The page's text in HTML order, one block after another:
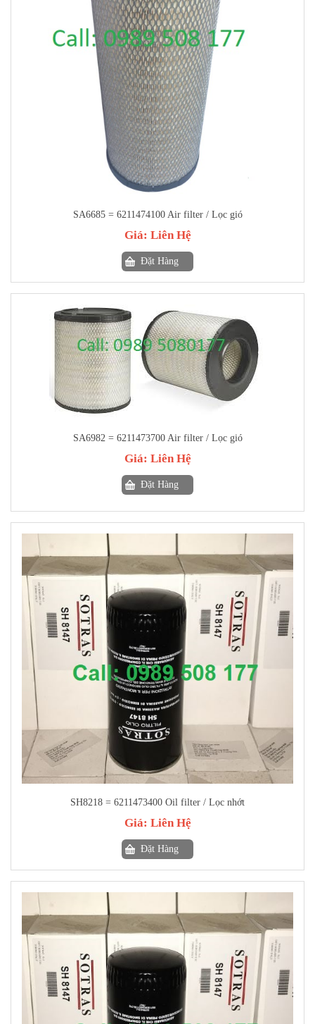
SA6685 = 6211474100 Air filter / Lọc gió
Giá: Liên Hệ
Đặt Hàng
SA6982 = 6211473700 Air filter / Lọc gió
Giá: Liên Hệ
Đặt Hàng
SH8218 = 6211473400 Oil filter / Lọc nhớt
Giá: Liên Hệ
Đặt Hàng